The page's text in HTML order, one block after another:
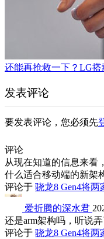
还能再抢救一下？LG
发表评论
要发表评论，您必须先
评论
从现在知道的信息来看
什么适合移动端的新架
评论于 骁龙8 Gen4将
爱折腾的深水君
还是arm架构吗，听说
评论于 骁龙8 Gen4将